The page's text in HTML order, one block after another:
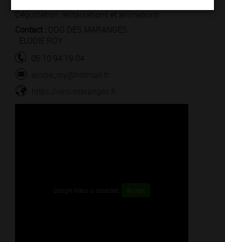
Dégustation, restaurations et animations.
Contact : ODG DES MARANGES
ELODIE ROY
06 10 94 19 04
Google Maps is disabled. Accept